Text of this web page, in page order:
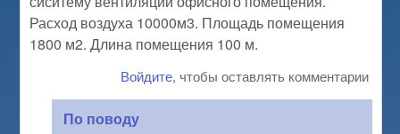
Расход воздуха 10000м3. Площадь помещения
1800 м2. Длина помещения 100 м.
Войдите, чтобы оставлять комментарии
По поводу